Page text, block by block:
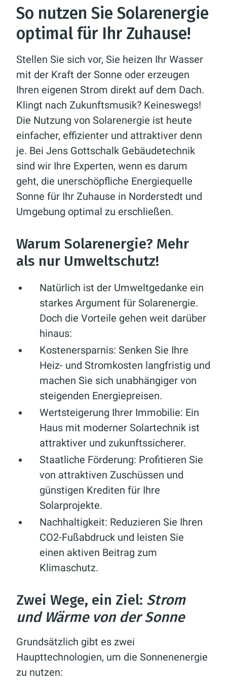
So nutzen Sie Solarenergie
optimal für Ihr Zuhause!
Stellen Sie sich vor, Sie heizen Ihr Wasser
mit der Kraft der Sonne oder erzeugen
Ihren eigenen Strom direkt auf dem Dach.
Klingt nach Zukunftsmusik? Keineswegs!
Die Nutzung von Solarenergie ist heute
einfacher, effizienter und attraktiver denn
je. Bei Jens Gottschalk Gebäudetechnik
sind wir Ihre Experten, wenn es darum
geht, die unerschöpfliche Energiequelle
Sonne für Ihr Zuhause in Norderstedt und
Umgebung optimal zu erschließen.
Warum Solarenergie? Mehr
als nur Umweltschutz!
Natürlich ist der Umweltgedanke ein
starkes Argument für Solarenergie.
Doch die Vorteile gehen weit darüber
hinaus:
Kostenersparnis: Senken Sie Ihre
Heiz- und Stromkosten langfristig und
machen Sie sich unabhängiger von
steigenden Energiepreisen.
Wertsteigerung Ihrer Immobilie: Ein
Haus mit moderner Solartechnik ist
attraktiver und zukunftssicherer.
Staatliche Förderung: Profitieren Sie
von attraktiven Zuschüssen und
günstigen Krediten für Ihre
Solarprojekte.
Nachhaltigkeit: Reduzieren Sie Ihren
CO2-Fußabdruck und leisten Sie
einen aktiven Beitrag zum
Klimaschutz.
Zwei Wege, ein Ziel: Strom
und Wärme von der Sonne
Grundsätzlich gibt es zwei
Haupttechnologien, um die Sonnenenergie
zu nutzen: